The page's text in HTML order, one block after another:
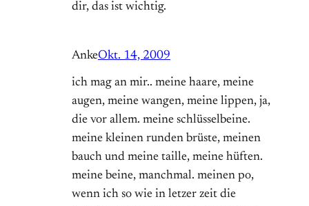
dir, das ist wichtig.
AnkeOkt. 14, 2009
ich mag an mir.. meine haare, meine
augen, meine wangen, meine lippen, ja,
die vor allem. meine schlüsselbeine.
meine kleinen runden brüste, meinen
bauch und meine taille, meine hüften.
meine beine, manchmal. meinen po,
wenn ich so wie in letzer zeit die